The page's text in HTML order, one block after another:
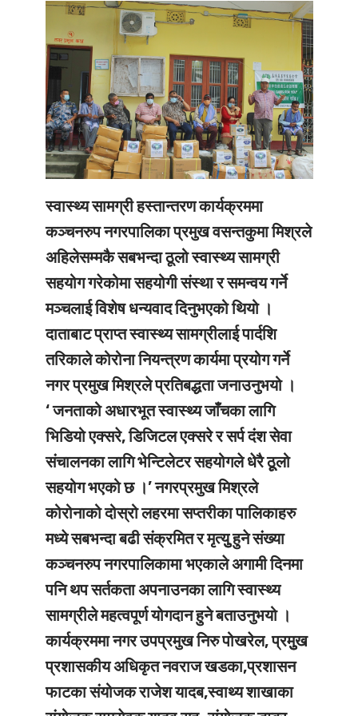
स्वास्थ्य सामग्री हस्तान्तरण कार्यक्रममा
कञ्चनरुप नगरपालिका प्रमुख वसन्तकुमा मिश्रले
अहिलेसम्मकै सबभन्दा ठूलो स्वास्थ्य सामग्री
सहयोग गरेकोमा सहयोगी संस्था र समन्वय गर्ने
मञ्चलाई विशेष धन्यवाद दिनुभएको थियो ।
दाताबाट प्राप्त स्वास्थ्य सामग्रीलाई पार्दशि
तरिकाले कोरोना नियन्त्रण कार्यमा प्रयोग गर्ने
नगर प्रमुख मिश्रले प्रतिबद्धता जनाउनुभयो ।
‘ जनताको अधारभूत स्वास्थ्य जाँचका लागि
भिडियो एक्सरे, डिजिटल एक्सरे र सर्प दंश सेवा
संचालनका लागि भेन्टिलेटर सहयोगले धेरै ठूूलो
सहयोग भएको छ ।’ नगरप्रमुख मिश्रले
कोरोनाको दोस्रो लहरमा सप्तरीका पालिकाहरु
मध्ये सबभन्दा बढी संक्रमित र मृत्युु हुने संख्या
कञ्चनरुप नगरपालिकामा भएकाले अगामी दिनमा
पनि थप सर्तकता अपनाउनका लागि स्वास्थ्य
सामग्रीले महत्वपूर्ण योगदान हुने बताउनुभयो ।
कार्यक्रममा नगर उपप्रमुख निरु पोखरेल, प्रमुुख
प्रशासकीय अधिकृत नवराज खडका,प्रशासन
फाटका संयोजक राजेश यादब,स्वाथ्य शाखाका